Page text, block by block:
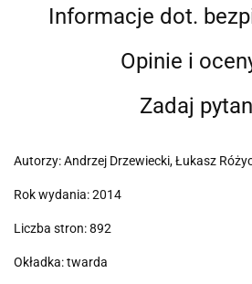
Informacje dot.
Opinie i
Zadaj
Autorzy: Andrzej Drzewiecki, Łukasz
Rok wydania: 2014
Liczba stron: 892
Okładka: twarda